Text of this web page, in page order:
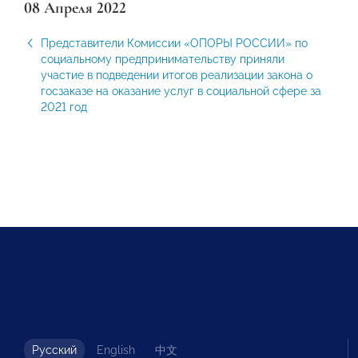
08 Апреля 2022
Представители Комиссии «ОПОРЫ РОССИИ» по
социальному предпринимательству приняли
участие в подведении итогов реализации закона о
госзаказе на оказание услуг в социальной сфере за
2021 год
Русский English 中文